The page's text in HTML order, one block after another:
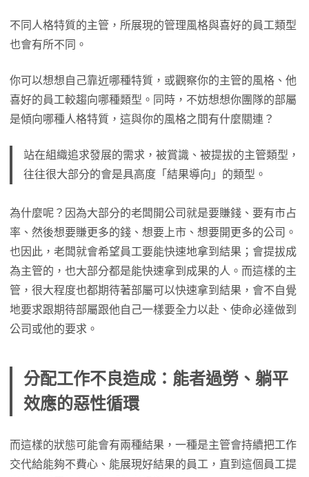
不同人格特質的主管，所展現的管理風格與喜好的員工類型
也會有所不同。
你可以想想自己靠近哪種特質，或觀察你的主管的風格、他
喜好的員工較趨向哪種類型。同時，不妨想想你團隊的部屬
是傾向哪種人格特質，這與你的風格之間有什麼關連？
站在組織追求發展的需求，被賞識、被提拔的主管類型，
往往很大部分的會是具高度「結果導向」的類型。
為什麼呢？因為大部分的老闆開公司就是要賺錢、要有市占
率、然後想要賺更多的錢、想要上市、想要開更多的公司。
也因此，老闆就會希望員工要能快速地拿到結果；會提拔成
為主管的，也大部分都是能快速拿到成果的人。而這樣的主
管，很大程度也都期待著部屬可以快速拿到結果，會不自覺
地要求跟期待部屬跟他自己一樣要全力以赴、使命必達做到
公司或他的要求。
分配工作不良造成：能者過勞、躺平
效應的惡性循環
而這樣的狀態可能會有兩種結果，一種是主管會持續把工作
交代給能夠不費心、能展現好結果的員工，直到這個員工提